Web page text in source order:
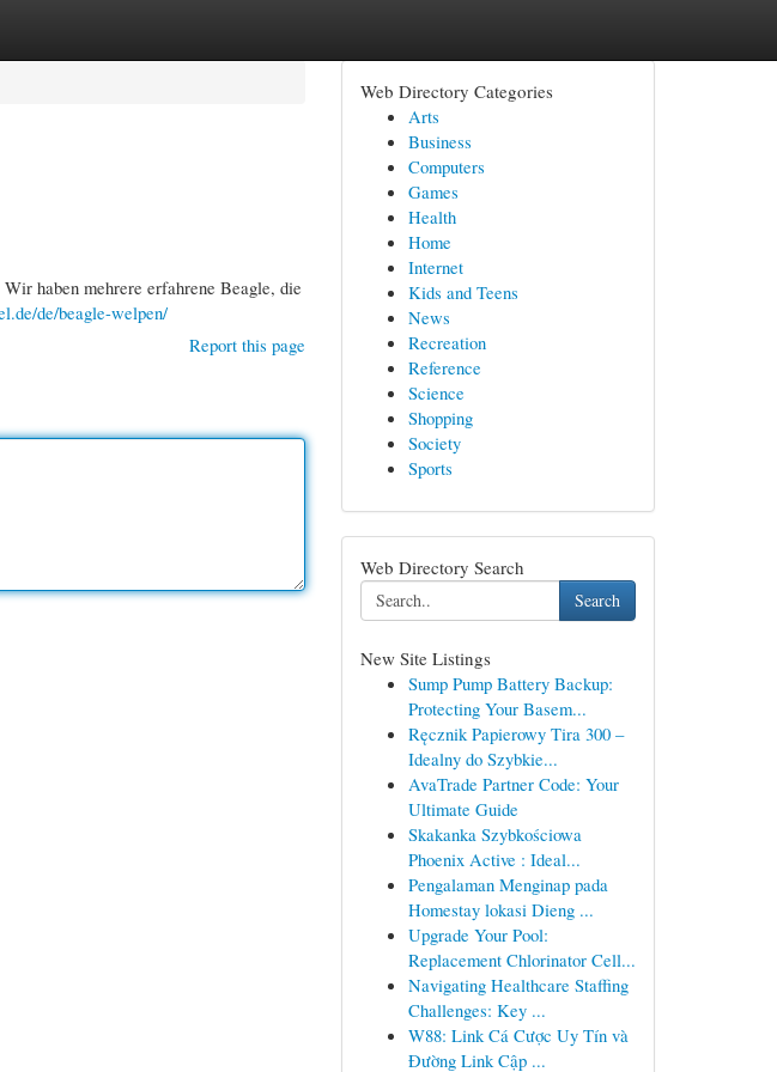
haben mehrere erfahrene Beagle, die
de/beagle-welpen/
Report this page
Web Directory Categories
Arts
Business
Computers
Games
Health
Home
Internet
Kids and Teens
News
Recreation
Reference
Science
Shopping
Society
Sports
Web Directory Search
Search
New Site Listings
Sump Pump Battery Backup:
Protecting Your Basem...
Ręcznik Papierowy Tira 300 –
Idealny do Szybkie...
AvaTrade Partner Code: Your
Ultimate Guide
Skakanka Szybkościowa
Phoenix Active : Ideal...
Pengalaman Menginap pada
Homestay lokasi Dieng ...
Upgrade Your Pool:
Replacement Chlorinator Cell...
Navigating Healthcare Staffing
Challenges: Key ...
W88: Link Cá Cược Uy Tín và
Đường Link Cập ...